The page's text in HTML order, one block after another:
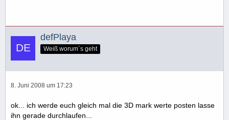
defPlaya
Weiß worum´s geht
8. Juni 2008 um 17:23
ok... ich werde euch gleich mal die 3D mark werte posten lasse
ihn gerade durchlaufen...